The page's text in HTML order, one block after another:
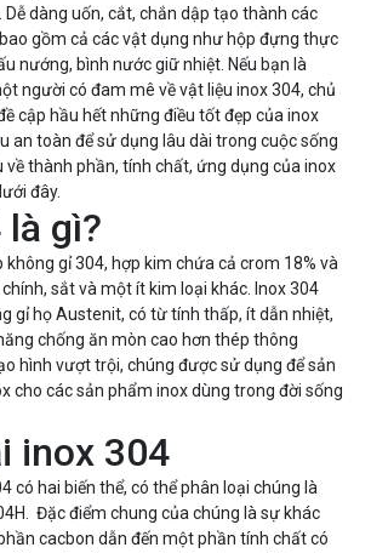
Dễ dàng uốn, cắt, chắn dập tạo thành các
gồm cả các vật dụng như hộp đựng thực
nướng, bình nước giữ nhiệt. Nếu bạn là
người có đam mê về vật liệu inox 304, chủ
cập hầu hết những điều tốt đẹp của inox
an toàn để sử dụng lâu dài trong cuộc sống
về thành phần, tính chất, ứng dụng của inox
đây.
là gì?
không gỉ 304, hợp kim chứa cả crom 18% và
sắt và một ít kim loại khác. Inox 304
gỉ họ Austenit, có từ tính thấp, ít dẫn nhiệt,
chống ăn mòn cao hơn thép thông
hình vượt trội, chúng được sử dụng để sản
cho các sản phẩm inox dùng trong đời sống
inox 304
có hai biến thể, có thể phân loại chúng là
Đặc điểm chung của chúng là sự khác
cacbon dẫn đến một phần tính chất có